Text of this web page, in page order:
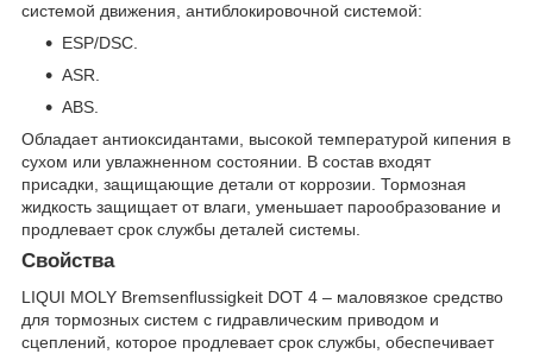
системой движения, антиблокировочной системой:
ESP/DSC.
ASR.
ABS.
Обладает антиоксидантами, высокой температурой кипения в
сухом или увлажненном состоянии. В состав входят
присадки, защищающие детали от коррозии. Тормозная
жидкость защищает от влаги, уменьшает парообразование и
продлевает срок службы деталей системы.
Свойства
LIQUI MOLY Bremsenflussigkeit DOT 4 – маловязкое средство
для тормозных систем с гидравлическим приводом и
сцеплений, которое продлевает срок службы, обеспечивает